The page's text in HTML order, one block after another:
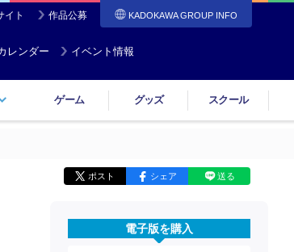
イト 作品公募 KADOKAWA GROUP INFO
レンダー イベント情報
ゲーム グッズ スクール
ポスト シェア 送る
電子版を購入